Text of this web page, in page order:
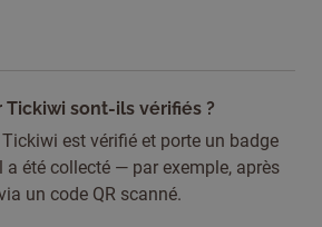
Tickiwi sont-ils vérifiés ?
est vérifié et porte un badge
été collecté — par exemple, après
un code QR scanné.